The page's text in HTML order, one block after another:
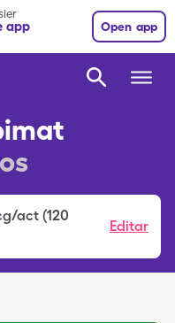
app Open app
act (120
Editar